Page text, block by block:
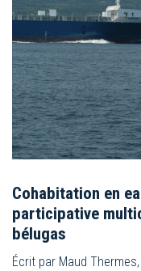
Cohabitation en
participative
bélugas
Écrit par Maud